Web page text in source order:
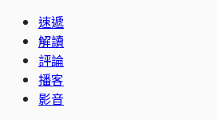
速遞
解讀
評論
播客
影音